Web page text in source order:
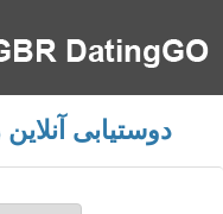
دوستیابی آنلاین